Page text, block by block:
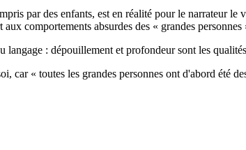
par des enfants, est en réalité pour le narrateur
comportements absurdes des « grandes
langage : dépouillement et profondeur sont les
car « toutes les grandes personnes ont d'abord été